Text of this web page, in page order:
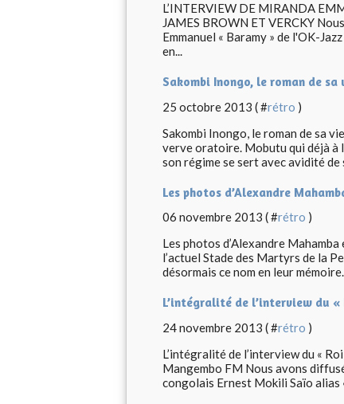
L’INTERVIEW DE MIRANDA
JAMES BROWN ET VERCKY
Emmanuel « Baramy » de l'OK-
en...
Sakombi Inongo, le roman de sa
25 octobre 2013 ( #rétro )
Sakombi Inongo, le roman de sa
verve oratoire. Mobutu qui déjà à
son régime se sert avec avidité de
Les photos d’Alexandre
06 novembre 2013 ( #rétro )
Les photos d’Alexandre
l’actuel Stade des Martyrs de la
désormais ce nom en leur
L’intégralité de l’interview du
24 novembre 2013 ( #rétro )
L’intégralité de l’interview du «
Mangembo FM Nous avons
congolais Ernest Mokili Saïo alias